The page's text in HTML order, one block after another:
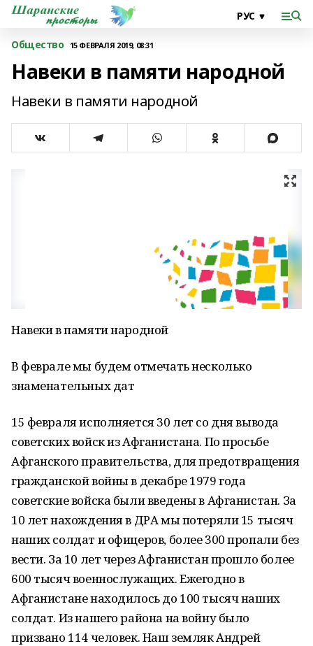
Общество 15 ФЕВРАЛЯ 2019, 08:31
Навеки в памяти народной
Навеки в памяти народной
Навеки в памяти народной
В феврале мы будем отмечать несколько
знаменательных дат
15 февраля исполняется 30 лет со дня вывода
советских войск из Афганистана. По просьбе
Афганского правительства, для предотвращения
гражданской войны в декабре 1979 года
советские войска были введены в Афганистан. За
10 лет нахождения в ДРА мы потеряли 15 тысяч
наших солдат и офицеров, более 300 пропали без
вести. За 10 лет через Афганистан прошло более
600 тысяч военнослужащих. Ежегодно в
Афганистане находилось до 100 тысяч наших
солдат. Из нашего района на войну было
призвано 114 человек. Наш земляк Андрей